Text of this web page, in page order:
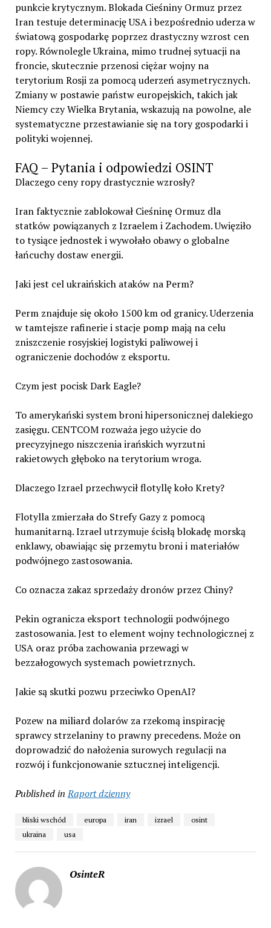
punkcie krytycznym. Blokada Cieśniny Ormuz przez
Iran testuje determinację USA i bezpośrednio uderza w
światową gospodarkę poprzez drastyczny wzrost cen
ropy. Równolegle Ukraina, mimo trudnej sytuacji na
froncie, skutecznie przenosi ciężar wojny na
terytorium Rosji za pomocą uderzeń asymetrycznych.
Zmiany w postawie państw europejskich, takich jak
Niemcy czy Wielka Brytania, wskazują na powolne, ale
systematyczne przestawianie się na tory gospodarki i
polityki wojennej.
FAQ – Pytania i odpowiedzi OSINT
Dlaczego ceny ropy drastycznie wzrosły?
Iran faktycznie zablokował Cieśninę Ormuz dla
statków powiązanych z Izraelem i Zachodem. Uwięziło
to tysiące jednostek i wywołało obawy o globalne
łańcuchy dostaw energii.
Jaki jest cel ukraińskich ataków na Perm?
Perm znajduje się około 1500 km od granicy. Uderzenia
w tamtejsze rafinerie i stacje pomp mają na celu
zniszczenie rosyjskiej logistyki paliwowej i
ograniczenie dochodów z eksportu.
Czym jest pocisk Dark Eagle?
To amerykański system broni hipersonicznej dalekiego
zasięgu. CENTCOM rozważa jego użycie do
precyzyjnego niszczenia irańskich wyrzutni
rakietowych głęboko na terytorium wroga.
Dlaczego Izrael przechwycił flotyllę koło Krety?
Flotylla zmierzała do Strefy Gazy z pomocą
humanitarną. Izrael utrzymuje ścisłą blokadę morską
enklawy, obawiając się przemytu broni i materiałów
podwójnego zastosowania.
Co oznacza zakaz sprzedaży dronów przez Chiny?
Pekin ogranicza eksport technologii podwójnego
zastosowania. Jest to element wojny technologicznej z
USA oraz próba zachowania przewagi w
bezzałogowych systemach powietrznych.
Jakie są skutki pozwu przeciwko OpenAI?
Pozew na miliard dolarów za rzekomą inspirację
sprawcy strzelaniny to prawny precedens. Może on
doprowadzić do nałożenia surowych regulacji na
rozwój i funkcjonowanie sztucznej inteligencji.
Published in Raport dzienny
bliski wschód europa iran izrael
osint
ukraina
usa
OsinteR